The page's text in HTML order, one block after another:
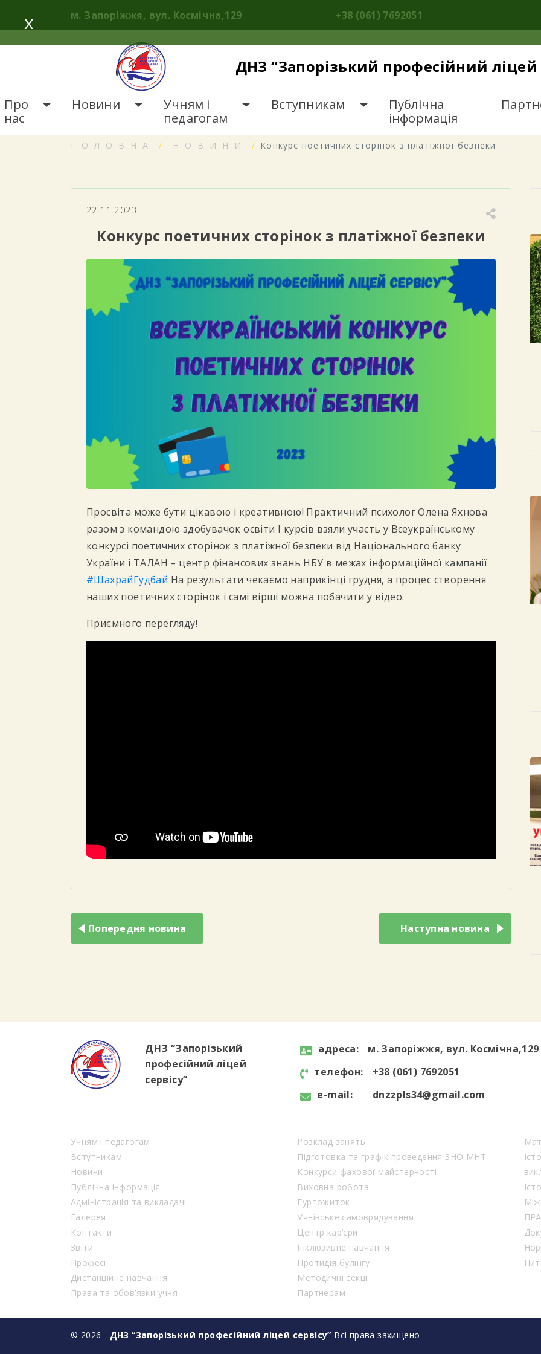
content
м. Запоріжжя, вул. Космічна,129 +38 (061) 7692051
ДНЗ “Запорізький професійний ліцей
Про
нас
Новини
Учням і
педагогам
Вступникам
Публічна
інформація
ГОЛОВНА НОВИНИ Конкурс поетичних сторінок з платіжної безпеки
22.11.2023
Конкурс поетичних сторінок з платіжної безпеки
Просвіта може бути цікавою і креативною! Практичний психолог Олена Яхнова
разом з командою здобувачок освіти І курсів взяли участь у Всеукраїнському
конкурсі поетичних сторінок з платіжної безпеки від Національного банку
України і ТАЛАН – центр фінансових знань НБУ в межах інформаційної кампанії
#ШахрайГудбай На результати чекаємо наприкінці грудня, а процес створення
наших поетичних сторінок і самі вірші можна побачити у відео.
Приємного перегляду!
записів
Попередня новина Наступна новина
x
ДНЗ “Запорізький
професійний ліцей
сервісу”
aдресa:
м. Запоріжжя, вул. Космічна,129
телефон:
+38 (061) 7692051
e-mail:
dnzzpls34@gmail.com
Учням і педагогам
Вступникам
Новини
Публічна інформація
Адміністрація та викладачі
Галерея
Контакти
Звіти
Професії
Дистанційне навчання
Права та обов’язки учня
Розклад занять
Підготовка та графік проведення ЗНО МНТ
Конкурси фахової майстерності
Виховна робота
Гуртожиток
Учнівське самоврядування
Центр кар’єри
Інклюзивне навчання
Протидія булінгу
Методичні секції
Партнерам
© 2026 - ДНЗ “Запорізький професійний ліцей сервісу” Всі права захищено